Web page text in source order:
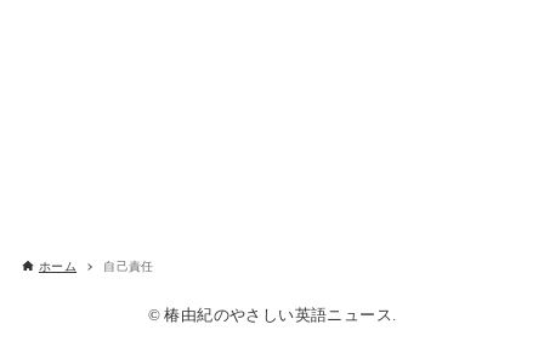
ホーム 自己責任
© 椿由紀のやさしい英語ニュース.